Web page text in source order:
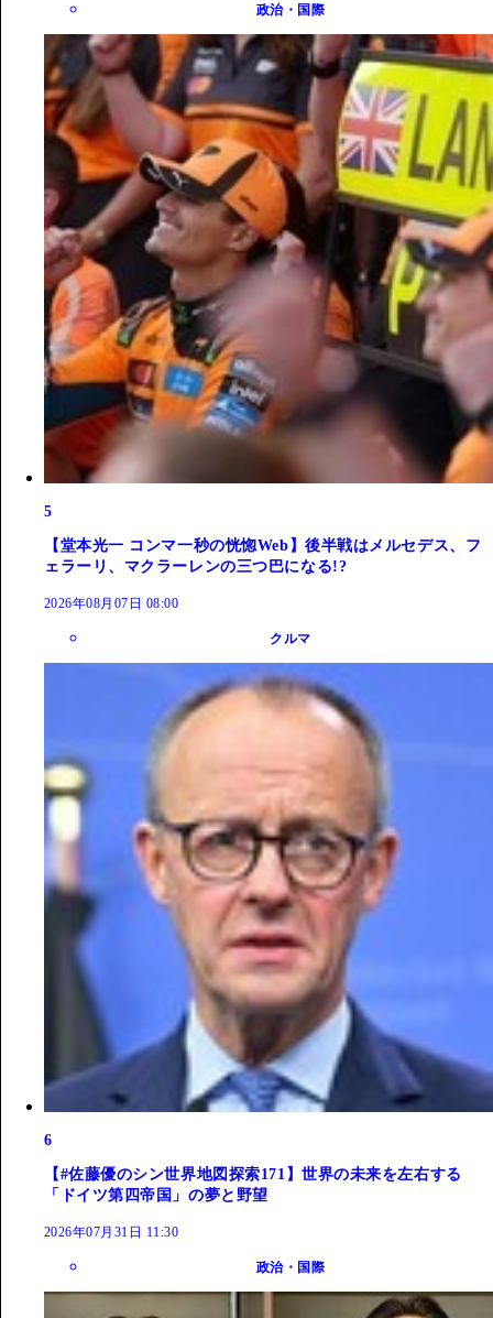
政治・国際
5
【堂本光一 コンマ一秒の恍惚Web】後半戦はメルセデス、フ
ェラーリ、マクラーレンの三つ巴になる!?
2026年08月07日 08:00
クルマ
6
【#佐藤優のシン世界地図探索171】世界の未来を左右する
「ドイツ第四帝国」の夢と野望
2026年07月31日 11:30
政治・国際